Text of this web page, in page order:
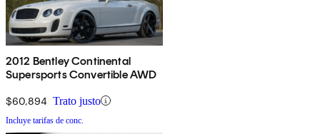
2012 Bentley Continental
Supersports Convertible AWD
$60,894 Trato justo
Incluye tarifas de conc.